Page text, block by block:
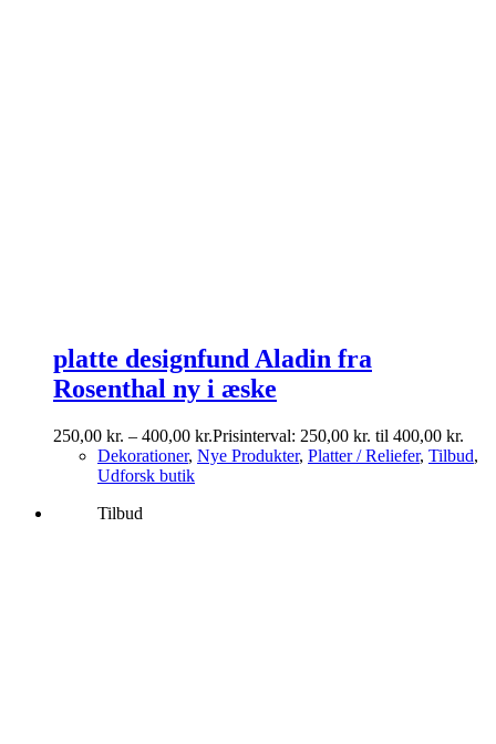
platte designfund Aladin fra
Rosenthal ny i æske
250,00 kr. – 400,00 kr.Prisinterval: 250,00 kr. til 400,00 kr.
Dekorationer, Nye Produkter, Platter / Reliefer, Tilbud,
Udforsk butik
Tilbud